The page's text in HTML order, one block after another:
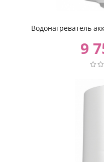
Водонагреватель
9